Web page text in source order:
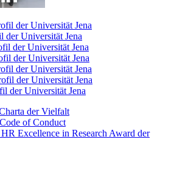
der Universität Jena
Universität Jena
der Universität Jena
der Universität Jena
der Universität Jena
der Universität Jena
der Universität Jena
der Vielfalt
of Conduct
Excellence in Research Award der